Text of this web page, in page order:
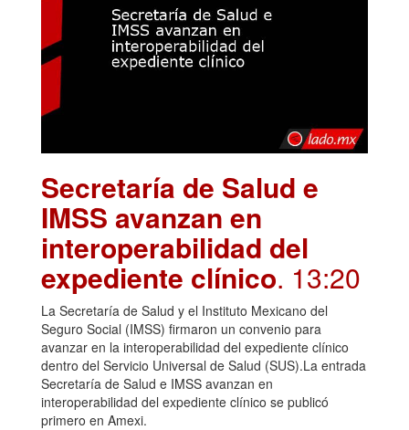
Secretaría de Salud e
IMSS avanzan en
interoperabilidad del
expediente clínico. 13:20
La Secretaría de Salud y el Instituto Mexicano del
Seguro Social (IMSS) firmaron un convenio para
avanzar en la interoperabilidad del expediente clínico
dentro del Servicio Universal de Salud (SUS).La entrada
Secretaría de Salud e IMSS avanzan en
interoperabilidad del expediente clínico se publicó
primero en Amexi.